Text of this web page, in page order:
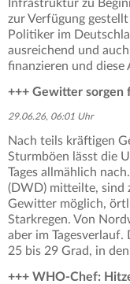
Infrastruktur zu
zur Verfügung
Politiker im
ausreichend und
finanzieren und diese
+++ Gewitter sorgen
29.06.26, 06:01 Uhr
Nach teils kräftigen
Sturmböen lässt die
Tages allmählich
(DWD) mitteilte, sind
Gewitter möglich,
Starkregen. Von
aber im Tagesverlauf.
25 bis 29 Grad, in
+++ WHO-Chef: